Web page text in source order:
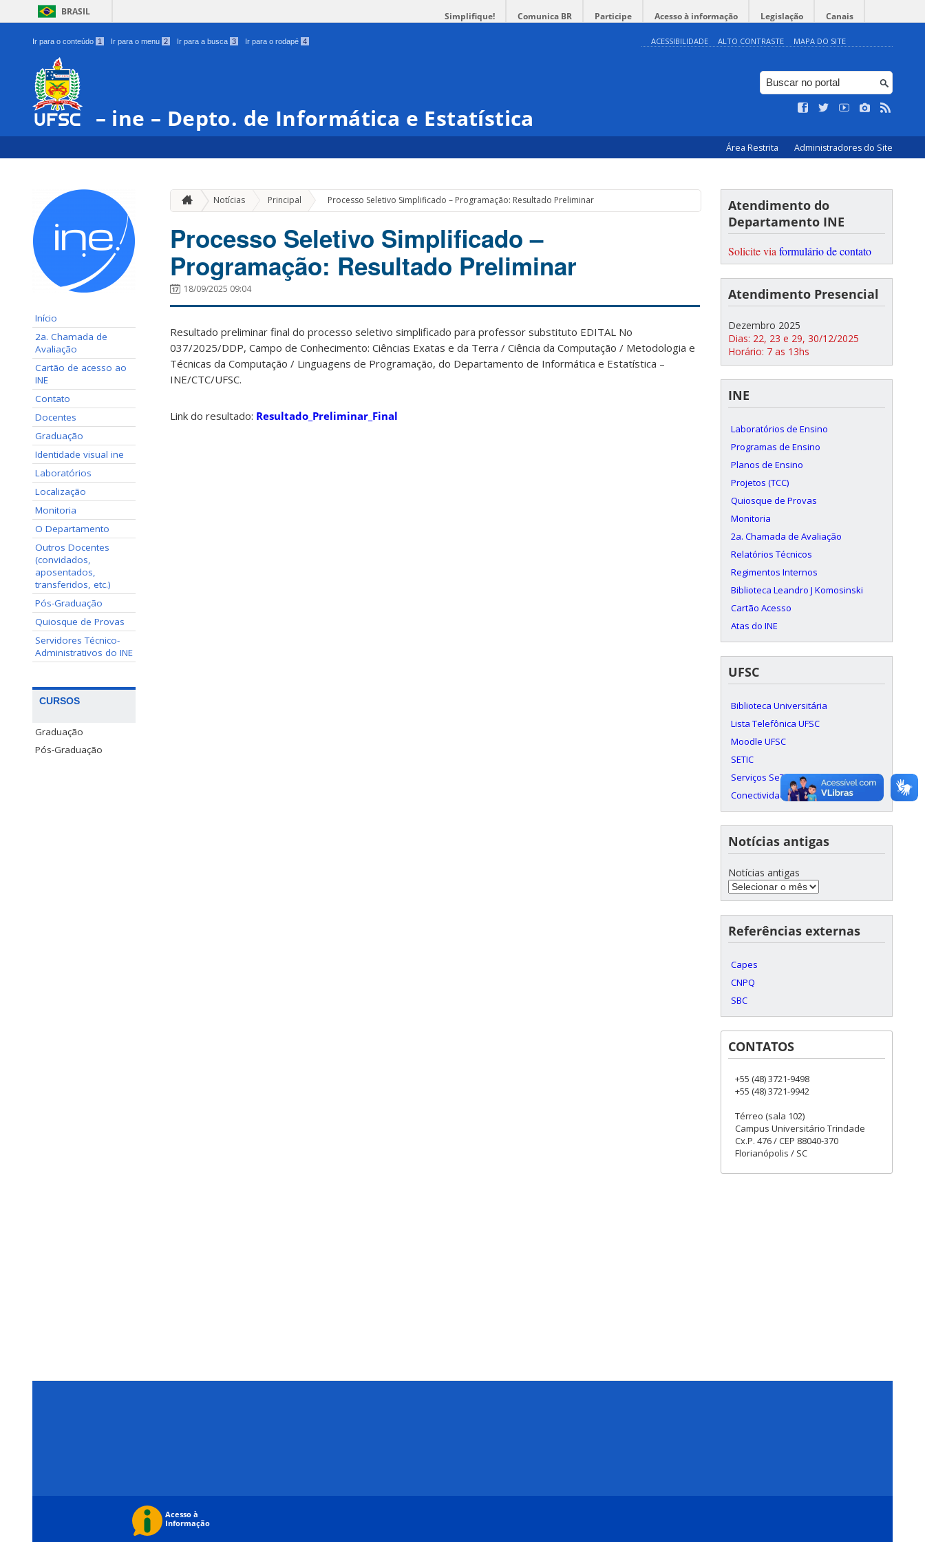
BRASIL Simplifique! Comunica BR Participe Acesso à informação Legislação Canais
Ir para o conteúdo 1 Ir para o menu 2 Ir para a busca 3 Ir para o rodapé 4 ACESSIBILIDADE ALTO CONTRASTE MAPA DO SITE
– ine – Depto. de Informática e Estatística
Área Restrita Administradores do Site
Início
2a. Chamada de
Avaliação
Cartão de acesso ao
INE
Contato
Docentes
Graduação
Identidade visual ine
Laboratórios
Localização
Monitoria
O Departamento
Outros Docentes
(convidados,
aposentados,
transferidos, etc.)
Pós-Graduação
Quiosque de Provas
Servidores Técnico-
Administrativos do INE
CURSOS
Graduação
Pós-Graduação
Notícias Principal » Processo Seletivo Simplificado – Programação: Resultado Preliminar
Processo Seletivo Simplificado –
Programação: Resultado Preliminar
18/09/2025 09:04
Resultado preliminar final do processo seletivo simplificado para professor substituto EDITAL No
037/2025/DDP, Campo de Conhecimento: Ciências Exatas e da Terra / Ciência da Computação / Metodologia e
Técnicas da Computação / Linguagens de Programação, do Departamento de Informática e Estatística –
INE/CTC/UFSC.
Link do resultado: Resultado_Preliminar_Final
Atendimento do
Departamento INE
Solicite via formulário de contato
Atendimento Presencial
Dezembro 2025
Dias: 22, 23 e 29, 30/12/2025
Horário: 7 as 13hs
INE
Laboratórios de Ensino
Programas de Ensino
Planos de Ensino
Projetos (TCC)
Quiosque de Provas
Monitoria
2a. Chamada de Avaliação
Relatórios Técnicos
Regimentos Internos
Biblioteca Leandro J Komosinski
Cartão Acesso
Atas do INE
UFSC
Biblioteca Universitária
Lista Telefônica UFSC
Moodle UFSC
SETIC
Serviços SeTIC
Conectividade c/ RNP
Notícias antigas
Notícias antigas
Referências externas
Capes
CNPQ
SBC
CONTATOS
+55 (48) 3721-9498
+55 (48) 3721-9942
Térreo (sala 102)
Campus Universitário Trindade
Cx.P. 476 / CEP 88040-370
Florianópolis / SC